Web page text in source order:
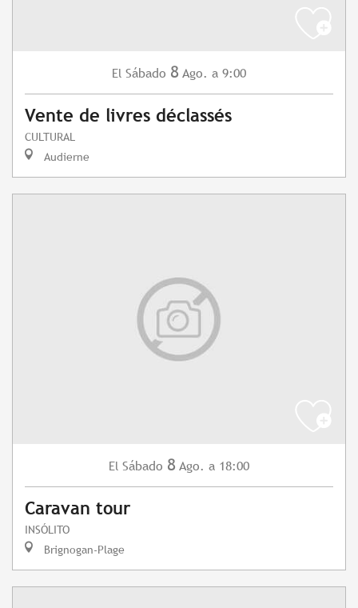
El Sábado 8 Ago. a 9:00
Vente de livres déclassés
CULTURAL
Audierne
El Sábado 8 Ago. a 18:00
Caravan tour
INSÓLITO
Brignogan-Plage